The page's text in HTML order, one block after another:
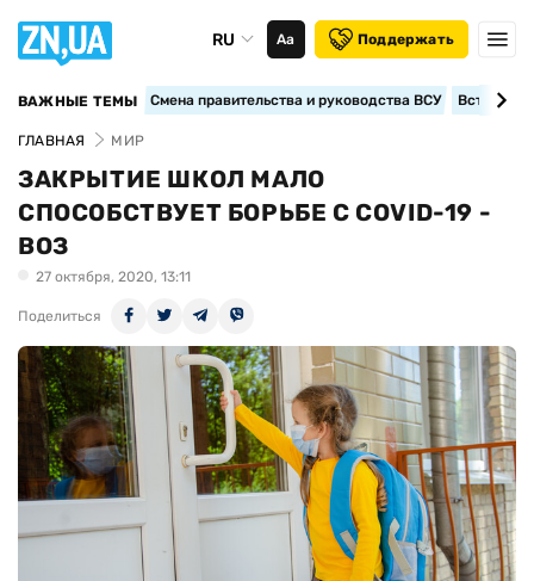
RU Аа Поддержать
ВАЖНЫЕ ТЕМЫ Смена правительства и руководства ВСУ
ГЛАВНАЯ МИР
ЗАКРЫТИЕ ШКОЛ МАЛО
СПОСОБСТВУЕТ БОРЬБЕ С COVID-19 -
ВОЗ
27 октября, 2020, 13:11
Поделиться